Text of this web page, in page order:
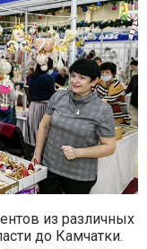
из различных
до Камчатки.